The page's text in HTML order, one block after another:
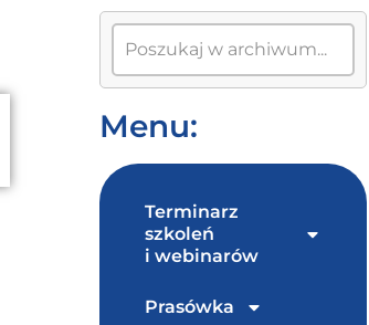
Menu:
Terminarz
szkoleń
i webinarów
Prasówka